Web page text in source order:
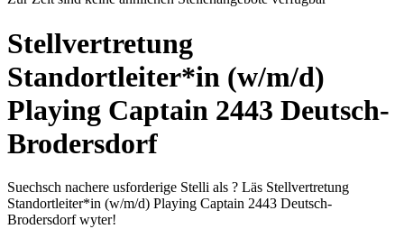
Stellvertretung
Standortleiter*in (w/m/d)
Playing Captain 2443 Deutsch-
Brodersdorf
Suechsch nachere usforderige Stelli als ? Läs Stellvertretung
Standortleiter*in (w/m/d) Playing Captain 2443 Deutsch-
Brodersdorf wyter!